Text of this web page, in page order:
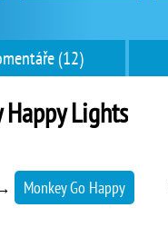
(12)
Happy Lights
Monkey Go Happy